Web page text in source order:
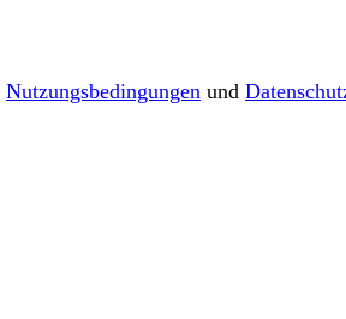
Nutzungsbedingungen und